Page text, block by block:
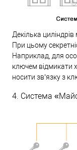
Декілька
При цьому
Наприклад, для
ключем відмикати
носити зв’язку з
4. Система